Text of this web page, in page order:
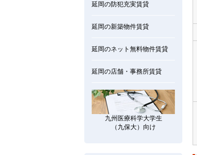
延岡の防犯充実賃貸
延岡の新築物件賃貸
延岡のネット無料物件賃貸
延岡の店舗・事務所賃貸
九州医療科学大学生
（九保大）向け